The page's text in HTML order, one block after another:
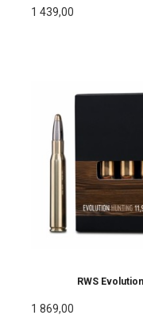
1 439,00
RWS
1 869,00